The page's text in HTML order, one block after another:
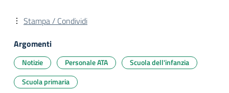
Stampa / Condividi
Argomenti
Notizie Personale ATA
Scuola dell'infanzia
Scuola primaria